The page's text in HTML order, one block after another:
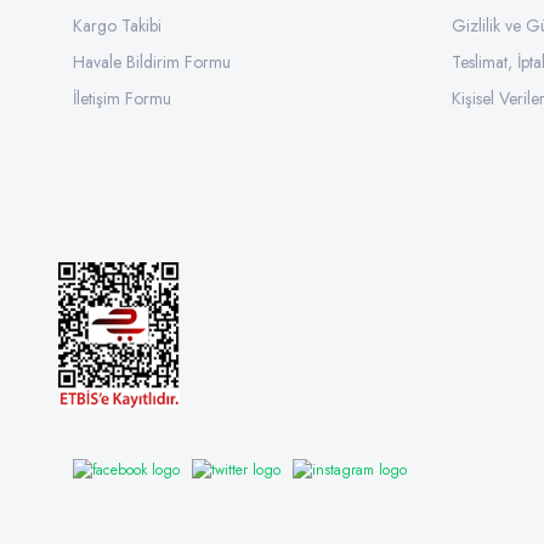
Kargo Takibi
Havale Bildirim Formu
İletişim Formu
Gizlilik ve
Teslimat,
Kişisel